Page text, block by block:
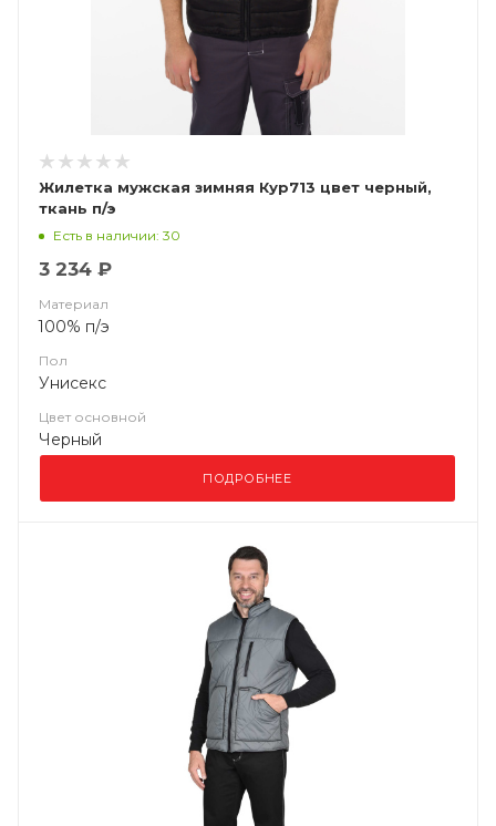
Жилетка мужская зимняя Кур713 цвет черный,
ткань п/э
Есть в наличии: 30
3 234 ₽
Материал
100% п/э
Пол
Унисекс
Цвет основной
Черный
ПОДРОБНЕЕ